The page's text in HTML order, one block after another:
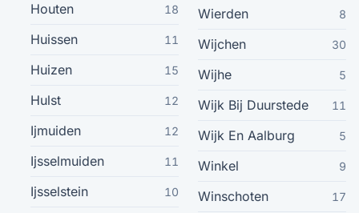
Dokkum
Maarssen
Nunspeet
Houten 18
Huissen 11
Huizen 15
Hulst 12
Ijmuiden 12
Ijsselmuiden 11
Ijsselstein 10
Wierden 8
Wijchen 30
Wijhe 5
Wijk Bij Duurstede 11
Wijk En Aalburg 5
Winkel 9
Winschoten 17